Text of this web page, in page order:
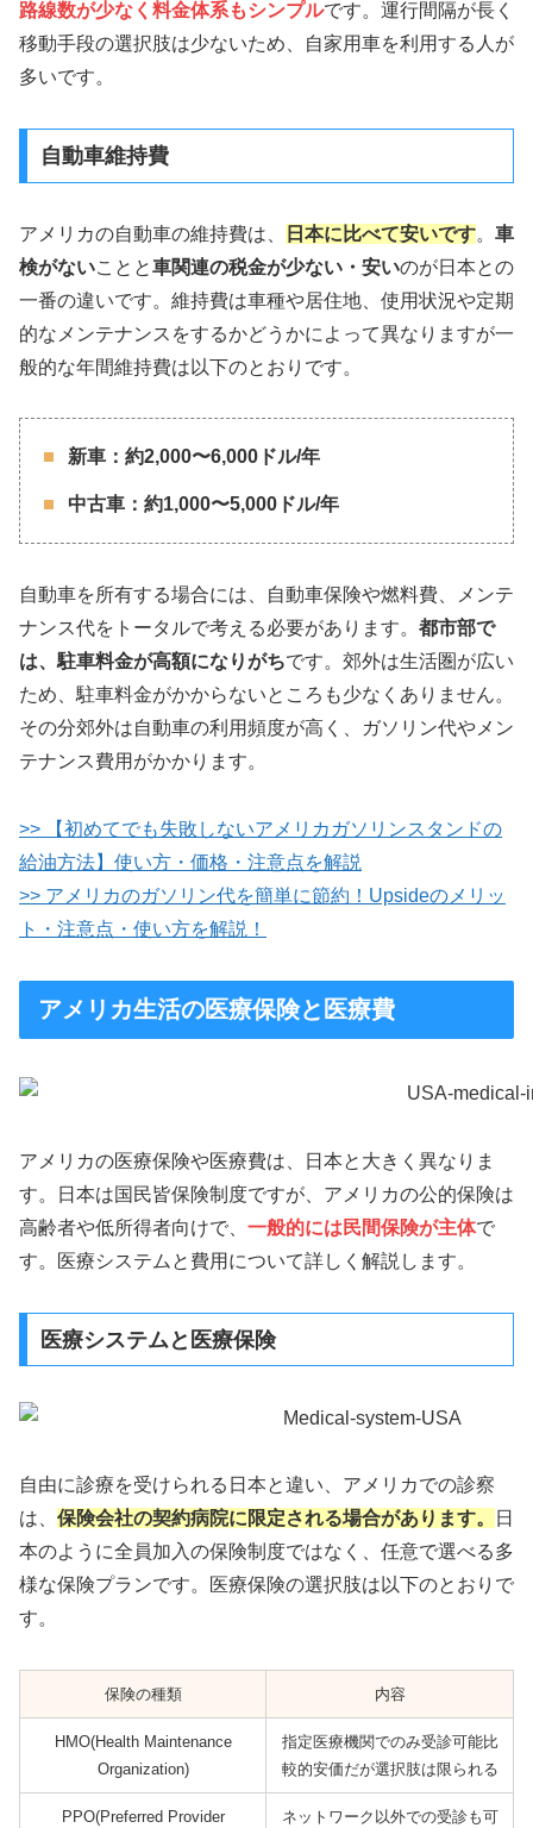
路線数が少なく料金体系もシンプルです。運行間隔が長く
移動手段の選択肢は少ないため、自家用車を利用する人が
多いです。
自動車維持費
アメリカの自動車の維持費は、 日本に比べて安いです。 車
検がないことと車関連の税金が少ない・安いのが日本との
一番の違いです。維持費は車種や居住地、使用状況や定期
的なメンテナンスをするかどうかによって異なりますが一
般的な年間維持費は以下のとおりです。
新車：約2,000〜6,000ドル/年
中古車：約1,000〜5,000ドル/年
自動車を所有する場合には、自動車保険や燃料費、メンテ
ナンス代をトータルで考える必要があります。 都市部で
は、駐車料金が高額になりがちです。郊外は生活圏が広い
ため、駐車料金がかからないところも少なくありません。
その分郊外は自動車の利用頻度が高く、ガソリン代やメン
テナンス費用がかかります。
>> 【初めてでも失敗しないアメリカガソリンスタンドの
給油方法】使い方・価格・注意点を解説
>> アメリカのガソリン代を簡単に節約！Upsideのメリッ
ト・注意点・使い方を解説！
アメリカ生活の医療保険と医療費
アメリカの医療保険や医療費は、日本と大きく異なりま
す。日本は国民皆保険制度ですが、アメリカの公的保険は
高齢者や低所得者向けで、 一般的には民間保険が主体で
す。医療システムと費用について詳しく解説します。
医療システムと医療保険
自由に診療を受けられる日本と違い、アメリカでの診察
は、 保険会社の契約病院に限定される場合があります。
日
本のように全員加入の保険制度ではなく、任意で選べる多
様な保険プランです。医療保険の選択肢は以下のとおりで
す。
保険の種類 内容
HMO(Health Maintenance
Organization)
指定医療機関でのみ受診可能比
較的安価だが選択肢は限られる
PPO(Preferred Provider
ネットワーク以外での受診も可